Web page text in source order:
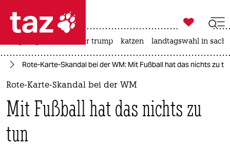
 taz zahl ich
taz zahl ich
politik
öko

taz zahl ich
usa unter trump katzen landtagswahl in
Rote-Karte-Skandal bei der WM: Mit Fußball hat das nichts zu
Rote-Karte-Skandal bei der WM
Mit Fußball hat das nichts zu
tun